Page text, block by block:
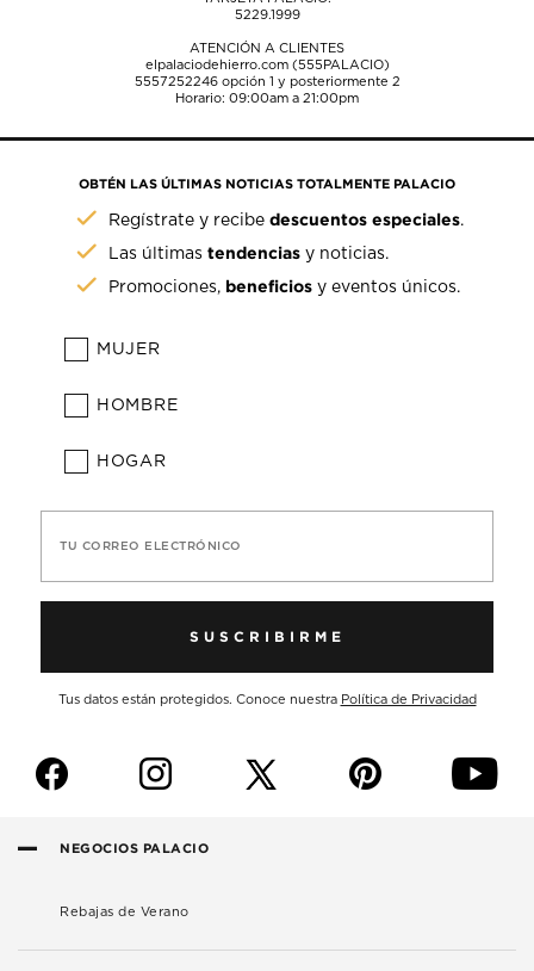
5229.1999
ATENCIÓN A CLIENTES
elpalaciodehierro.com (555PALACIO)
5557252246opción 1 y posteriormente 2
Horario: 09:00am a 21:00pm
OBTÉN LAS ÚLTIMAS NOTICIAS TOTALMENTE PALACIO
Regístrate y recibedescuentos especiales.
Las últimastendencias y noticias.
Promociones, beneficios y eventos únicos.
MUJER
HOMBRE
HOGAR
TU CORREO ELECTRÓNICO
SUSCRIBIRME
Tus datos están protegidos. Conoce nuestra Política de Privacidad
f i p y
NEGOCIOS PALACIO
Rebajas de Verano